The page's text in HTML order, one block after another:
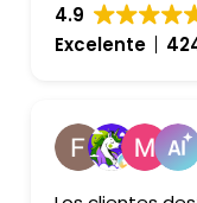
4.9
Excelente
Fejo Rial
hace 1